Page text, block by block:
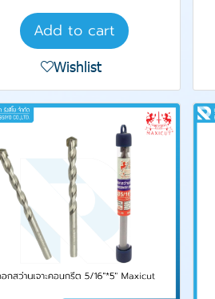
Add to cart
Wishlist